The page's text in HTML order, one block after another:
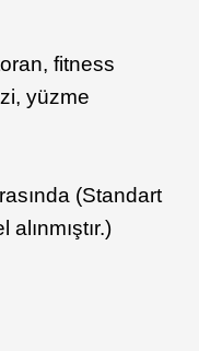
fitness
yüzme
(Standart